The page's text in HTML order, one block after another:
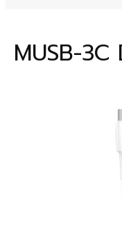
MUSB-3C